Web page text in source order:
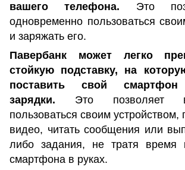
вашего телефона. Это
одновременно пользоваться
и заряжать его.
Павербанк может легко
стойкую подставку, на
поставить свой
зарядки. Это позволяет
пользоваться своим устройством,
видео, читать сообщения или
либо задания, не тратя время
смартфона в руках.